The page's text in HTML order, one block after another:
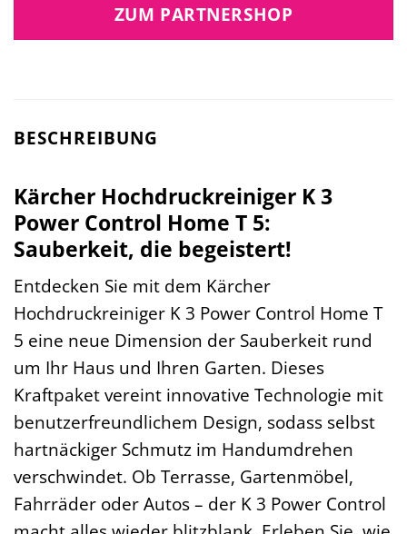
ZUM PARTNERSHOP
BESCHREIBUNG
Kärcher Hochdruckreiniger K 3
Power Control Home T 5:
Sauberkeit, die begeistert!
Entdecken Sie mit dem Kärcher
Hochdruckreiniger K 3 Power Control Home T
5 eine neue Dimension der Sauberkeit rund
um Ihr Haus und Ihren Garten. Dieses
Kraftpaket vereint innovative Technologie mit
benutzerfreundlichem Design, sodass selbst
hartnäckiger Schmutz im Handumdrehen
verschwindet. Ob Terrasse, Gartenmöbel,
Fahrräder oder Autos – der K 3 Power Control